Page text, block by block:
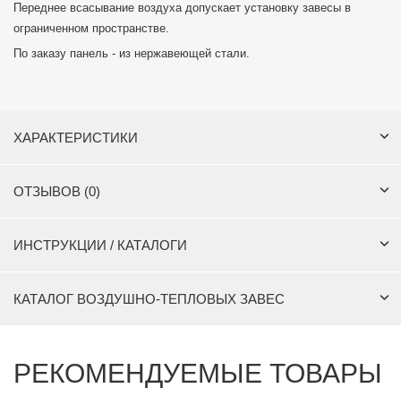
Переднее всасывание воздуха допускает установку завесы в
ограниченном пространстве.
По заказу панель - из нержавеющей стали.
ХАРАКТЕРИСТИКИ
ОТЗЫВОВ (0)
ИНСТРУКЦИИ / КАТАЛОГИ
КАТАЛОГ ВОЗДУШНО-ТЕПЛОВЫХ ЗАВЕС
РЕКОМЕНДУЕМЫЕ ТОВАРЫ